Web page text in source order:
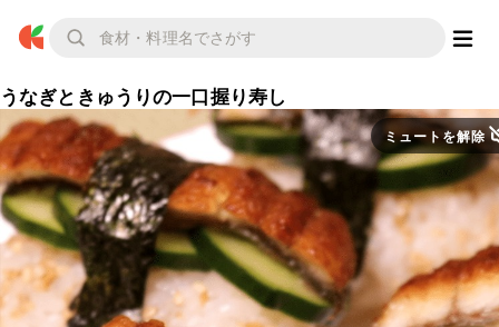
うなぎときゅうりの一口握り寿し
ミュートを解除